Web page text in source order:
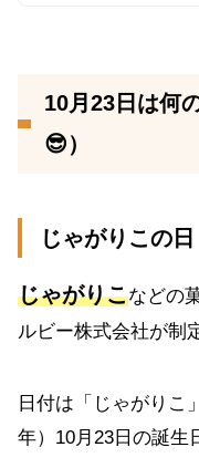
10月23日は何
😎）
じゃがりこの日
じゃがりこなどの
ルビー株式会社が制
日付は「じゃがりこ
年）10月23日の誕生